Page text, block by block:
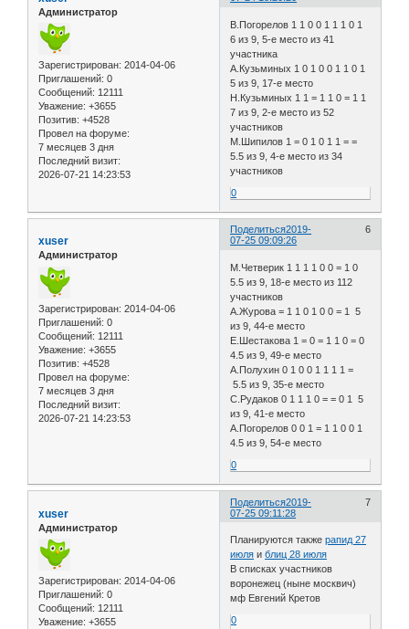
Администратор
Зарегистрирован: 2014-04-06
Приглашений: 0
Сообщений: 12111
Уважение: +3655
Позитив: +4528
Провел на форуме:
7 месяцев 3 дня
Последний визит:
2026-07-21 14:23:53
В.Погорелов 1 1 0 0 1 1 1 0 1
6 из 9, 5-е место из 41
участника
А.Кузьминых 1 0 1 0 0 1 1 0 1
5 из 9, 17-е место
Н.Кузьминых 1 1 = 1 1 0 = 1 1
7 из 9, 2-е место из 52
участников
М.Шипилов 1 = 0 1 0 1 1 = =
5.5 из 9, 4-е место из 34
участников
0
Поделиться 6
2019-
07-25 09:09:26
xuser
Администратор
Зарегистрирован: 2014-04-06
Приглашений: 0
Сообщений: 12111
Уважение: +3655
Позитив: +4528
Провел на форуме:
7 месяцев 3 дня
Последний визит:
2026-07-21 14:23:53
М.Четверик 1 1 1 1 0 0 = 1 0
5.5 из 9, 18-е место из 112
участников
А.Журова = 1 1 0 1 0 0 = 1 5
из 9, 44-е место
Е.Шестакова 1 = 0 = 1 1 0 = 0
4.5 из 9, 49-е место
А.Полухин 0 1 0 0 1 1 1 1 =
5.5 из 9, 35-е место
С.Рудаков 0 1 1 1 0 = = 0 1 5
из 9, 41-е место
А.Погорелов 0 0 1 = 1 1 0 0 1
4.5 из 9, 54-е место
0
Поделиться 7
2019-
07-25 09:11:28
xuser
Администратор
Зарегистрирован: 2014-04-06
Приглашений: 0
Сообщений: 12111
Уважение: +3655
Планируются такжерапид 27
июля иблиц 28 июля
В списках участников
воронежец (ныне москвич)
мф Евгений Кретов
0